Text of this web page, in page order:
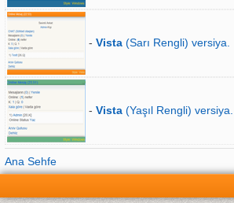
- Vista (Sarı Rengli) versiya.
- Vista (Yaşıl Rengli) versiya.
Ana Sehfe